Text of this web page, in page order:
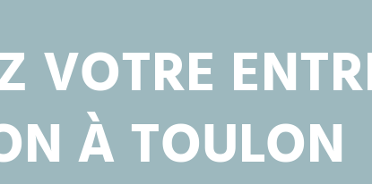
VOTRE
À TOULON